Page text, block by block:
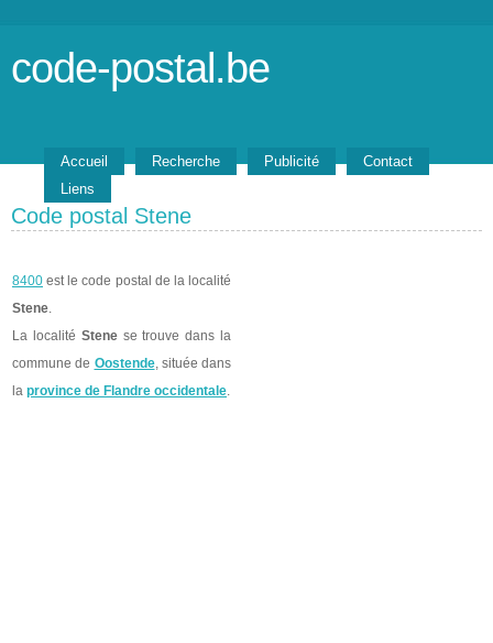
code-postal.be
Accueil Recherche Publicité
Contact
Liens
Code postal Stene
8400 est le code postal de la localité
Stene.
La localité Stenese trouve dans la
commune de Oostende, située dans
la province de Flandre occidentale.